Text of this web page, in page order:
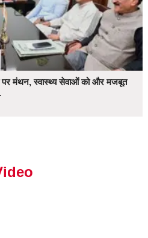
पर मंथन, स्वास्थ्य सेवाओं को और मजबूत